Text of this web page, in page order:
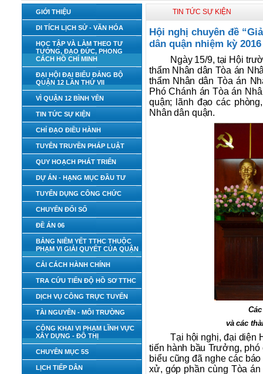
GIỚI THIỆU
DI TÍCH LỊCH SỬ - VĂN HÓA
HỌC TẬP VÀ LÀM THEO TƯ
TƯỞNG, ĐẠO ĐỨC, PHONG
CÁCH HỒ CHÍ MINH
ĐẠI HỘI ĐẠI BIỂU ĐẢNG BỘ
QUẬN 12 LẦN THỨ VII
VÌ QUẬN 12 BÌNH YÊN
TIN TỨC SỰ KIỆN
CHỈ ĐẠO ĐIỀU HÀNH
TUYÊN TRUYỀN PHÁP LUẬT
QUY HOẠCH PHÁT TRIỂN
DỰ ÁN - HẠNG MỤC ĐẦU TƯ
TUYỂN DỤNG CÔNG CHỨC
CHUYỂN ĐỔI SỐ
ĐỀ ÁN 06
BẢNG NIÊM YẾT TTHC THUỘC
PHẠM VI GIẢI QUYẾT CỦA QUẬN
CẢI CÁCH HÀNH CHÍNH
TRA CỨU TIẾN ĐỘ HỒ SƠ TTHC
DỊCH VỤ CÔNG TRỰC TUYẾN
TÀI NGUYÊN - MÔI TRƯỜNG
CÔNG KHAI VI PHẠM LĨNH VỰC
XÂY DỰNG - ĐÔ THỊ
CHUYÊN MỤC 5S
LỊCH TIẾP DÂN
TIN TỨC SỰ KIỆN
Hội nghị chuyên đề
dân quận nhiệm kỳ 2016
Ngày 15/9, tại Hội
thẩm Nhân dân Tòa án
thẩm Nhân dân Tòa án
Phó Chánh án Tòa án
quận; lãnh đạo các
Nhân dân quận.
và các
Tại hội nghị, đại diện
tiến hành bầu Trưởng, phó
biểu cũng đã nghe các
xử, góp phần cùng Tòa